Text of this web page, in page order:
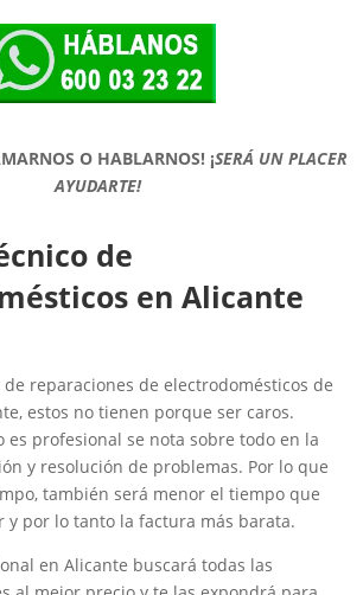
O HABLARNOS! ¡SERÁ UN PLACER
AYUDARTE!
de
en Alicante
reparaciones de electrodomésticos de
estos no tienen porque ser caros.
es profesional se nota sobre todo en la
y resolución de problemas. Por lo que
también será menor el tiempo que
y por lo tanto la factura más barata.
en Alicante buscará todas las